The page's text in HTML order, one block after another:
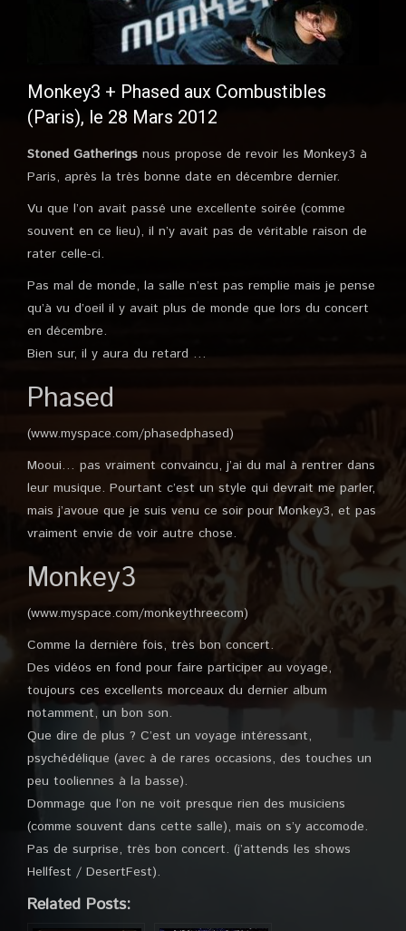
Monkey3 + Phased aux Combustibles
(Paris), le 28 Mars 2012
Stoned Gatherings nous propose de revoir les Monkey3 à
Paris, après la très bonne date en décembre dernier.
Vu que l’on avait passé une excellente soirée (comme
souvent en ce lieu), il n’y avait pas de véritable raison de
rater celle-ci.
Pas mal de monde, la salle n’est pas remplie mais je pense
qu’à vu d’oeil il y avait plus de monde que lors du concert
en décembre.
Bien sur, il y aura du retard …
Phased
(www.myspace.com/phasedphased)
Mooui… pas vraiment convaincu, j’ai du mal à rentrer dans
leur musique. Pourtant c’est un style qui devrait me parler,
mais j’avoue que je suis venu ce soir pour Monkey3, et pas
vraiment envie de voir autre chose.
Monkey3
(www.myspace.com/monkeythreecom)
Comme la dernière fois, très bon concert.
Des vidéos en fond pour faire participer au voyage,
toujours ces excellents morceaux du dernier album
notamment, un bon son.
Que dire de plus ? C’est un voyage intéressant,
psychédélique (avec à de rares occasions, des touches un
peu tooliennes à la basse).
Dommage que l’on ne voit presque rien des musiciens
(comme souvent dans cette salle), mais on s’y accomode.
Pas de surprise, très bon concert. (j’attends les shows
Hellfest / DesertFest).
Related Posts: